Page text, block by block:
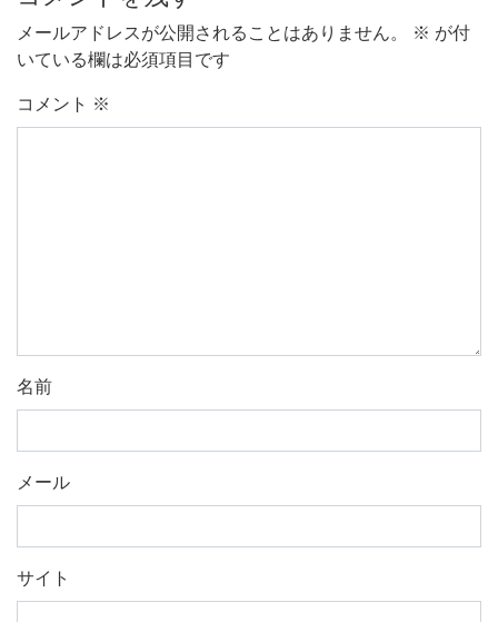
メールアドレスが公開されることはありません。 ※ が付
いている欄は必須項目です
コメント ※
名前
メール
サイト